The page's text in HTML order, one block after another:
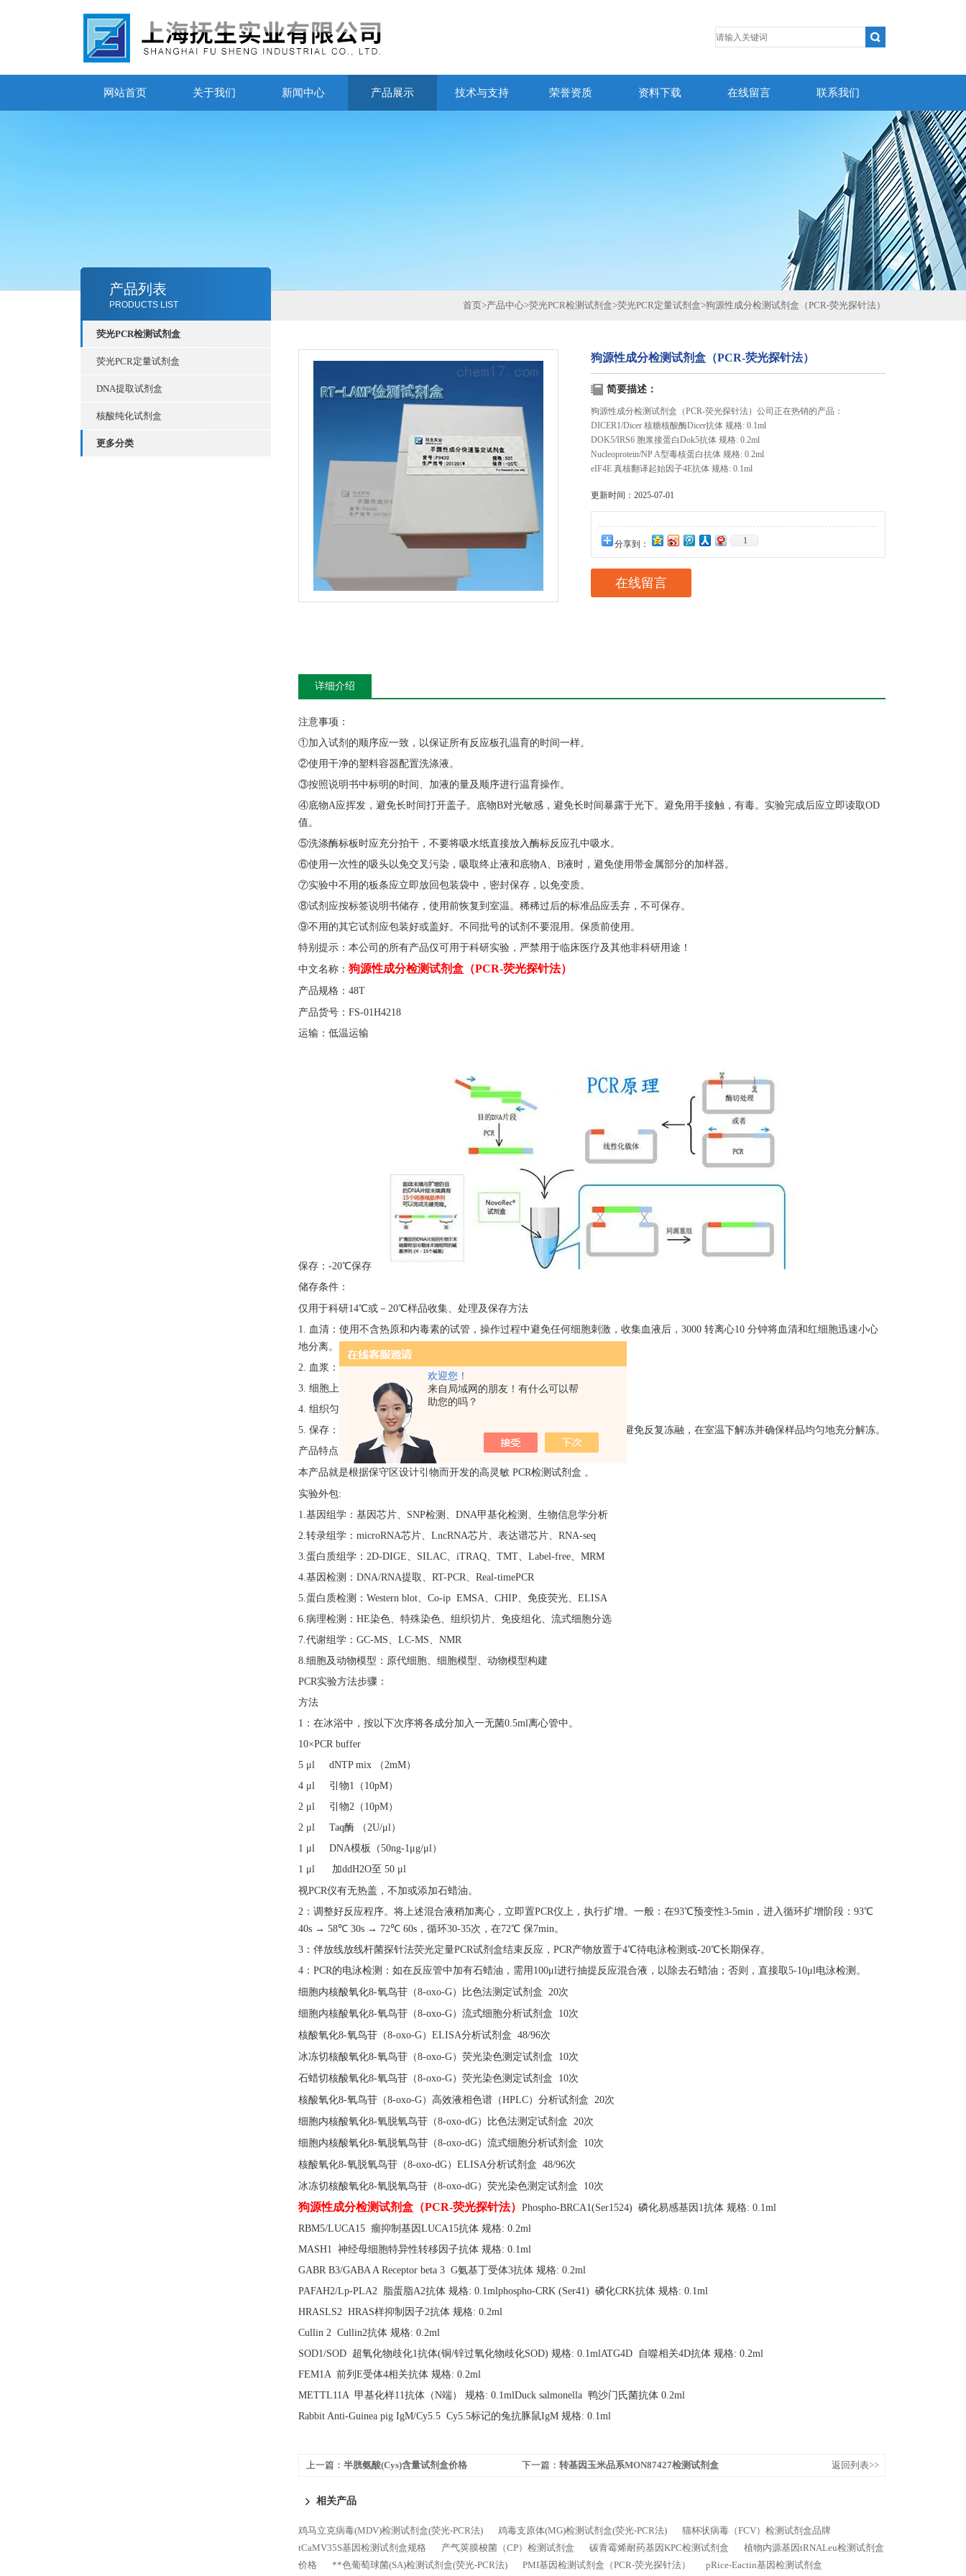
欢迎您！
来自局域网的朋友！有什么可以帮
助您的吗？
网站首页 关于我们 新闻中心 产品展示 技术与支持 荣誉资质 资料下载 在线留言 联系我们
产品列表
PRODUCTS LIST
荧光PCR检测试剂盒
荧光PCR定量试剂盒
DNA提取试剂盒
核酸纯化试剂盒
更多分类
首页>产品中心>荧光PCR检测试剂盒>荧光PCR定量试剂盒>狗源性成分检测试剂盒（PCR-荧光探针法）
狗源性成分检测试剂盒（PCR-荧光探针法）
简要描述：
狗源性成分检测试剂盒（PCR-荧光探针法）公司正在热销的产品：
DICER1/Dicer 核糖核酸酶Dicer抗体 规格: 0.1ml
DOK5/IRS6 胞浆接蛋白Dok5抗体 规格: 0.2ml
Nucleoprotein/NP A型毒核蛋白抗体 规格: 0.2ml
eIF4E 真核翻译起始因子4E抗体 规格: 0.1ml
更新时间：2025-07-01
分享到： 1
在线留言
详细介绍
注意事项：
①加入试剂的顺序应一致，以保证所有反应板孔温育的时间一样。
②使用干净的塑料容器配置洗涤液。
③按照说明书中标明的时间、加液的量及顺序进行温育操作。
④底物A应挥发，避免长时间打开盖子。底物B对光敏感，避免长时间暴露于光下。避免用手接触，有毒。实验完成后应立即读取OD
值。
⑤洗涤酶标板时应充分拍干，不要将吸水纸直接放入酶标反应孔中吸水。
⑥使用一次性的吸头以免交叉污染，吸取终止液和底物A、B液时，避免使用带金属部分的加样器。
⑦实验中不用的板条应立即放回包装袋中，密封保存，以免变质。
⑧试剂应按标签说明书储存，使用前恢复到室温。稀稀过后的标准品应丢弃，不可保存。
⑨不用的其它试剂应包装好或盖好。不同批号的试剂不要混用。保质前使用。
特别提示：本公司的所有产品仅可用于科研实验，严禁用于临床医疗及其他非科研用途！
中文名称： 狗源性成分检测试剂盒（PCR-荧光探针法）
产品规格： 48T
产品货号： FS-01H4218
运输：低温运输
保存： -20℃保存
储存条件：
仅用于科研14℃或－20℃样品收集、处理及保存方法
1. 血清：使用不含热原和内毒素的试管，操作过程中避免任何细胞刺激，收集血液后，3000 转离心10 分钟将血清和红细胞迅速小心
地分离。
2. 血浆：EDTA、柠檬酸盐或肝素抗凝。3000 转离心30 分钟取上清。
3. 细胞上清液：3000 转离心10 分钟去除颗粒和聚合物。
4. 组织匀浆：将组织加入适量生理盐水捣碎。3000 转离心10 分钟取上清。
5. 保存：如果样本收集后不及时检测，请按一次用量分装，冻存于-20℃，避免反复冻融，在室温下解冻并确保样品均匀地充分解冻。
产品特点：
本产品就是根据保守区设计引物而开发的高灵敏 PCR检测试剂盒 。
实验外包:
1.基因组学：基因芯片、SNP检测、DNA甲基化检测、生物信息学分析
2.转录组学：microRNA芯片、LncRNA芯片、表达谱芯片、RNA-seq
3.蛋白质组学：2D-DIGE、SILAC、iTRAQ、TMT、Label-free、MRM
4.基因检测：DNA/RNA提取、RT-PCR、Real-timePCR
5.蛋白质检测：Western blot、Co-ip EMSA、CHIP、免疫荧光、ELISA
6.病理检测：HE染色、特殊染色、组织切片、免疫组化、流式细胞分选
7.代谢组学：GC-MS、LC-MS、NMR
8.细胞及动物模型：原代细胞、细胞模型、动物模型构建
PCR实验方法步骤：
方法
1：在冰浴中，按以下次序将各成分加入一无菌0.5ml离心管中。
10×PCR buffer
5 μl dNTP mix （2mM）
4 μl 引物1（10pM）
2 μl 引物2（10pM）
2 μl Taq酶 （2U/μl）
1 μl DNA模板（50ng-1μg/μl）
1 μl 加ddH2O至 50 μl
视PCR仪有无热盖，不加或添加石蜡油。
2：调整好反应程序。将上述混合液稍加离心，立即置PCR仪上，执行扩增。一般：在93℃预变性3-5min，进入循环扩增阶段：93℃
40s → 58℃ 30s → 72℃ 60s，循环30-35次，在72℃ 保7min。
3：伴放线放线杆菌探针法荧光定量PCR试剂盒结束反应，PCR产物放置于4℃待电泳检测或-20℃长期保存。
4：PCR的电泳检测：如在反应管中加有石蜡油，需用100μl进行抽提反应混合液，以除去石蜡油；否则，直接取5-10μl电泳检测。
细胞内核酸氧化8-氧鸟苷（8-oxo-G）比色法测定试剂盒 20次
细胞内核酸氧化8-氧鸟苷（8-oxo-G）流式细胞分析试剂盒 10次
核酸氧化8-氧鸟苷（8-oxo-G）ELISA分析试剂盒 48/96次
冰冻切核酸氧化8-氧鸟苷（8-oxo-G）荧光染色测定试剂盒 10次
石蜡切核酸氧化8-氧鸟苷（8-oxo-G）荧光染色测定试剂盒 10次
核酸氧化8-氧鸟苷（8-oxo-G）高效液相色谱（HPLC）分析试剂盒 20次
细胞内核酸氧化8-氧脱氧鸟苷（8-oxo-dG）比色法测定试剂盒 20次
细胞内核酸氧化8-氧脱氧鸟苷（8-oxo-dG）流式细胞分析试剂盒 10次
核酸氧化8-氧脱氧鸟苷（8-oxo-dG）ELISA分析试剂盒 48/96次
冰冻切核酸氧化8-氧脱氧鸟苷（8-oxo-dG）荧光染色测定试剂盒 10次
狗源性成分检测试剂盒（PCR-荧光探针法） Phospho-BRCA1(Ser1524) 磷化易感基因1抗体 规格: 0.1ml
RBM5/LUCA15 瘤抑制基因LUCA15抗体 规格: 0.2ml
MASH1 神经母细胞特异性转移因子抗体 规格: 0.1ml
GABR B3/GABA A Receptor beta 3 G氨基丁受体3抗体 规格: 0.2ml
PAFAH2/Lp-PLA2 脂蛋脂A2抗体 规格: 0.1mlphospho-CRK (Ser41) 磷化CRK抗体 规格: 0.1ml
HRASLS2 HRAS样抑制因子2抗体 规格: 0.2ml
Cullin 2 Cullin2抗体 规格: 0.2ml
SOD1/SOD 超氧化物歧化1抗体(铜/锌过氧化物歧化SOD) 规格: 0.1mlATG4D 自噬相关4D抗体 规格: 0.2ml
FEM1A 前列E受体4相关抗体 规格: 0.2ml
METTL11A 甲基化样11抗体（N端） 规格: 0.1mlDuck salmonella 鸭沙门氏菌抗体 0.2ml
Rabbit Anti-Guinea pig IgM/Cy5.5 Cy5.5标记的兔抗豚鼠IgM 规格: 0.1ml
上一篇： 半胱氨酸(Cys)含量试剂盒价格 下一篇： 转基因玉米品系MON87427检测试剂盒 返回列表>>
相关产品
鸡马立克病毒(MDV)检测试剂盒(荧光-PCR法) 鸡毒支原体(MG)检测试剂盒(荧光-PCR法)
猫杯状病毒（FCV）检测试剂盒品牌
tCaMV35S基因检测试剂盒规格
产气荚膜梭菌（CP）检测试剂盒 碳青霉烯耐药基因KPC检测试剂盒
植物内源基因tRNALeu检测试剂盒
价格
**色葡萄球菌(SA)检测试剂盒(荧光-PCR法) PMI基因检测试剂盒（PCR-荧光探针法） pRice-Eactin基因检测试剂盒